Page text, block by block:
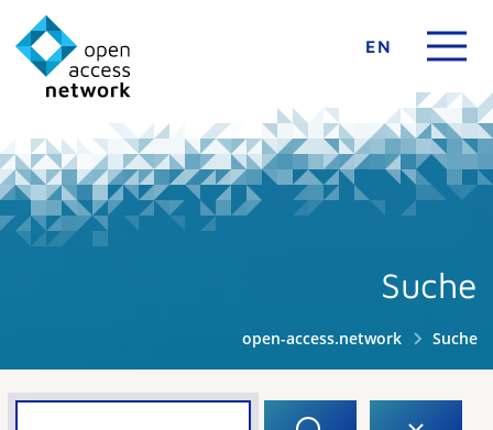
EN
Suche
open-access.network Suche